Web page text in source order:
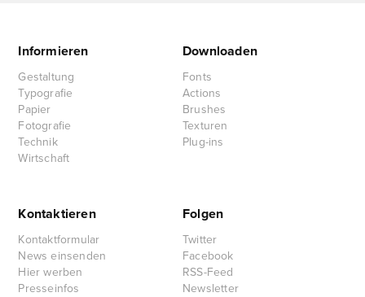
Informieren
Gestaltung
Typografie
Papier
Fotografie
Technik
Wirtschaft
Downloaden
Fonts
Actions
Brushes
Texturen
Plug-ins
Kontaktieren
Kontaktformular
News einsenden
Hier werben
Presseinfos
Folgen
Twitter
Facebook
RSS-Feed
Newsletter